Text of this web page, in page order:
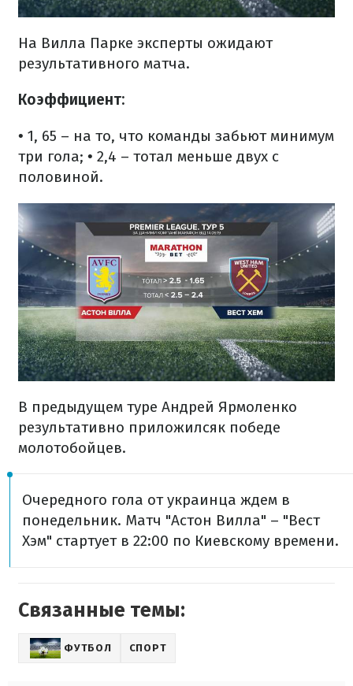
На Вилла Парке эксперты ожидают
результативного матча.
Коэффициент:
• 1, 65 – на то, что команды забьют минимум
три гола; • 2,4 – тотал меньше двух с
половиной.
В предыдущем туре Андрей Ярмоленко
результативно приложилсяк победе
молотобойцев.
Очередного гола от украинца ждем в
понедельник. Матч "Астон Вилла" – "Вест
Хэм" стартует в 22:00 по Киевскому времени.
Связанные темы:
ФУТБОЛ СПОРТ